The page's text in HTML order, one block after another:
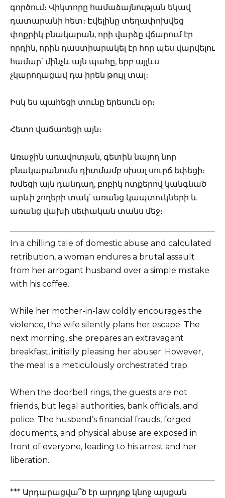
գործում։ Վիկտորը համաձայնության եկավ
դատարանի հետ։ Էվելինը տեղափոխվեց
փոքրիկ բնակարան, որի վարձը վճարում էր
որդին, որին դաստիարակել էր հոր պես վարվելու
համար՝ մինչև այն պահը, երբ այլևս
չկարողացավ դա իրեն թույլ տալ։
Իսկ ես պահեցի տունը երեսուն օր։
Հետո վաճառեցի այն։
Առաջին առավոտյան, գետին նայող նոր
բնակարանումս դիտմամբ սխալ սուրճ եփեցի։
Խմեցի այն դանդաղ, բոբիկ ոտքերով կանգնած
արևի շողերի տակ՝ առանց կապտուկների և
առանց վախի սեփական տանս մեջ։
In a chilling tale of domestic abuse and calculated
retribution, a woman endures a brutal assault
from her arrogant husband over a simple mistake
with his coffee.
While her mother-in-law coldly encourages the
violence, the wife silently plans her escape. The
next morning, she prepares an extravagant
breakfast, initially pleasing her abuser. However,
the meal is a meticulously orchestrated trap.
When the doorbell rings, the guests are not
friends, but legal authorities, bank officials, and
police. The husband’s financial frauds, forged
documents, and physical abuse are exposed in
front of everyone, leading to his arrest and her
liberation.
*** Արդարացվա՞ծ էր արդյոք կնոջ այսքան